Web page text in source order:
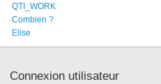
QTI_WORK
Combien ?
Elise
Connexion utilisateur